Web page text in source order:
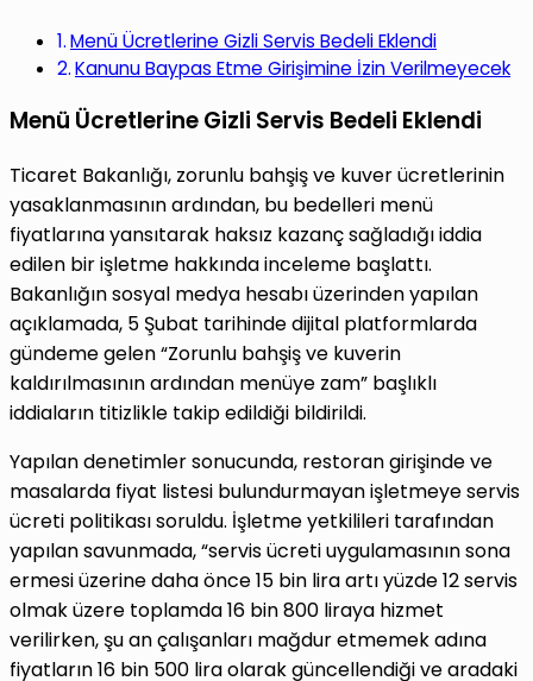
Menü Ücretlerine Gizli Servis Bedeli Eklendi
Kanunu Baypas Etme Girişimine İzin Verilmeyecek
Menü Ücretlerine Gizli Servis Bedeli Eklendi
Ticaret Bakanlığı, zorunlu bahşiş ve kuver ücretlerinin
yasaklanmasının ardından, bu bedelleri menü
fiyatlarına yansıtarak haksız kazanç sağladığı iddia
edilen bir işletme hakkında inceleme başlattı.
Bakanlığın sosyal medya hesabı üzerinden yapılan
açıklamada, 5 Şubat tarihinde dijital platformlarda
gündeme gelen “Zorunlu bahşiş ve kuverin
kaldırılmasının ardından menüye zam” başlıklı
iddiaların titizlikle takip edildiği bildirildi.
Yapılan denetimler sonucunda, restoran girişinde ve
masalarda fiyat listesi bulundurmayan işletmeye servis
ücreti politikası soruldu. İşletme yetkilileri tarafından
yapılan savunmada, “servis ücreti uygulamasının sona
ermesi üzerine daha önce 15 bin lira artı yüzde 12 servis
olmak üzere toplamda 16 bin 800 liraya hizmet
verilirken, şu an çalışanları mağdur etmemek adına
fiyatların 16 bin 500 lira olarak güncellendiği ve aradaki